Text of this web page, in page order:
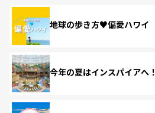
地球の歩き方♥偏愛ハワイ
今年の夏はインスパイアへ！